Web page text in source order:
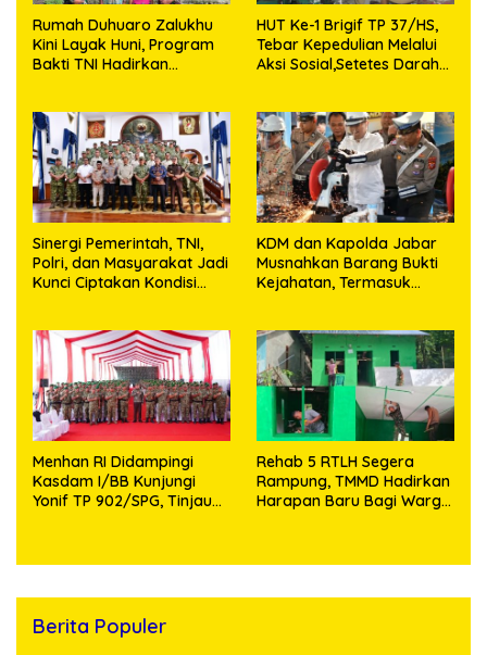
Rumah Duhuaro Zalukhu
Kini Layak Huni, Program
Bakti TNI Hadirkan
HUT Ke-1 Brigif TP 37/HS,
Tebar Kepedulian Melalui
Aksi Sosial,Setetes Darah
Sinergi Pemerintah, TNI,
Polri, dan Masyarakat Jadi
Kunci Ciptakan Kondisi
KDM dan Kapolda Jabar
Musnahkan Barang Bukti
Kejahatan, Termasuk
Menhan RI Didampingi
Kasdam I/BB Kunjungi
Yonif TP 902/SPG, Tinjau
Rehab 5 RTLH Segera
Rampung, TMMD Hadirkan
Harapan Baru Bagi Warga
Berita Populer